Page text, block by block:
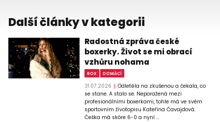
Další články v kategorii
Radostná zpráva české
boxerky. Život se mi obrací
vzhůru nohama
BOX DOMÁCÍ
31.07.2026
Odletěla na zkušenou a čekala, co
se stane. A stalo se. Neporažená mezi
profesionálními boxerkami, tohle má ve svém
sportovním životopisu Kateřina Čavajdová.
Češka má skóre 6-0 a nyní ...